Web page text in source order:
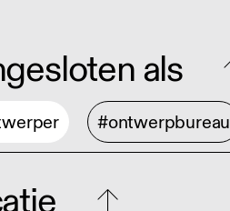
als
#ontwerpbureau